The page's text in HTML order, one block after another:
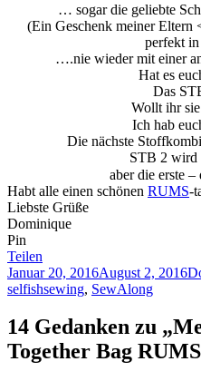
… sogar die geliebte
(Ein Geschenk meiner Eltern
perfekt
….nie wieder mit einer
Hat es
Das
Wollt ihr
Ich hab
Die nächste
STB 2
aber die erste
Habt alle einen schönen RUMS-
Liebste Grüße
Dominique
Pin
Teilen
Veröffentlicht
am
Januar 20, 2016August 2, 2016
selfishsewing, SewAlong
14 Gedanken zu
Together Bag